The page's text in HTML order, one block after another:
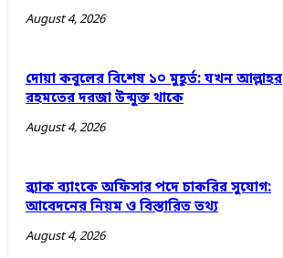
August 4, 2026
দোয়া কবুলের বিশেষ ১০ মুহূর্ত: যখন আল্লাহর
রহমতের দরজা উন্মুক্ত থাকে
August 4, 2026
ব্র্যাক ব্যাংকে অফিসার পদে চাকরির সুযোগ:
আবেদনের নিয়ম ও বিস্তারিত তথ্য
August 4, 2026